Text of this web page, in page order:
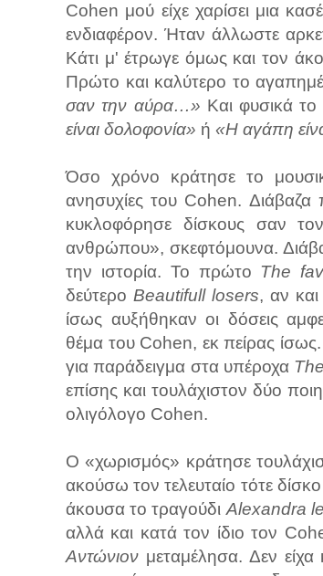
Cohen μού είχε χαρίσει μια
ενδιαφέρον. Ήταν άλλωστε
Κάτι μ' έτρωγε όμως και τον
Πρώτο και καλύτερο το
σαν την αύρα…» Και φυσικά
είναι δολοφονία» ή «Η αγάπη
Όσο χρόνο κράτησε το
ανησυχίες του Cohen. Διάβαζα
κυκλοφόρησε δίσκους σαν
ανθρώπου», σκεφτόμουνα.
την ιστορία. Το πρώτο The
δεύτεροBeautifull losers, αν
ίσως αυξήθηκαν οι δόσεις
θέμα του Cohen, εκ πείρας
για παράδειγμα στα υπέροχα
επίσης και τουλάχιστον δύο
ολιγόλογο Cohen.
Ο «χωρισμός» κράτησε
ακούσω τον τελευταίο τότε
άκουσα το τραγούδιAlexandra
αλλά και κατά τον ίδιο τον
Αντώνιον μεταμέλησα. Δεν